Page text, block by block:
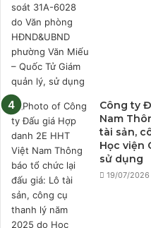
Công ty
Nam
tài sản,
Học viện
sử dụng
19/07/2026